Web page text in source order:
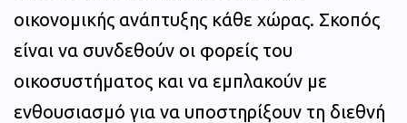
οικονομικής ανάπτυξης κάθε χώρας. Σκοπός
είναι να συνδεθούν οι φορείς του
οικοσυστήματος και να εμπλακούν με
ενθουσιασμό για να υποστηρίξουν τη διεθνή